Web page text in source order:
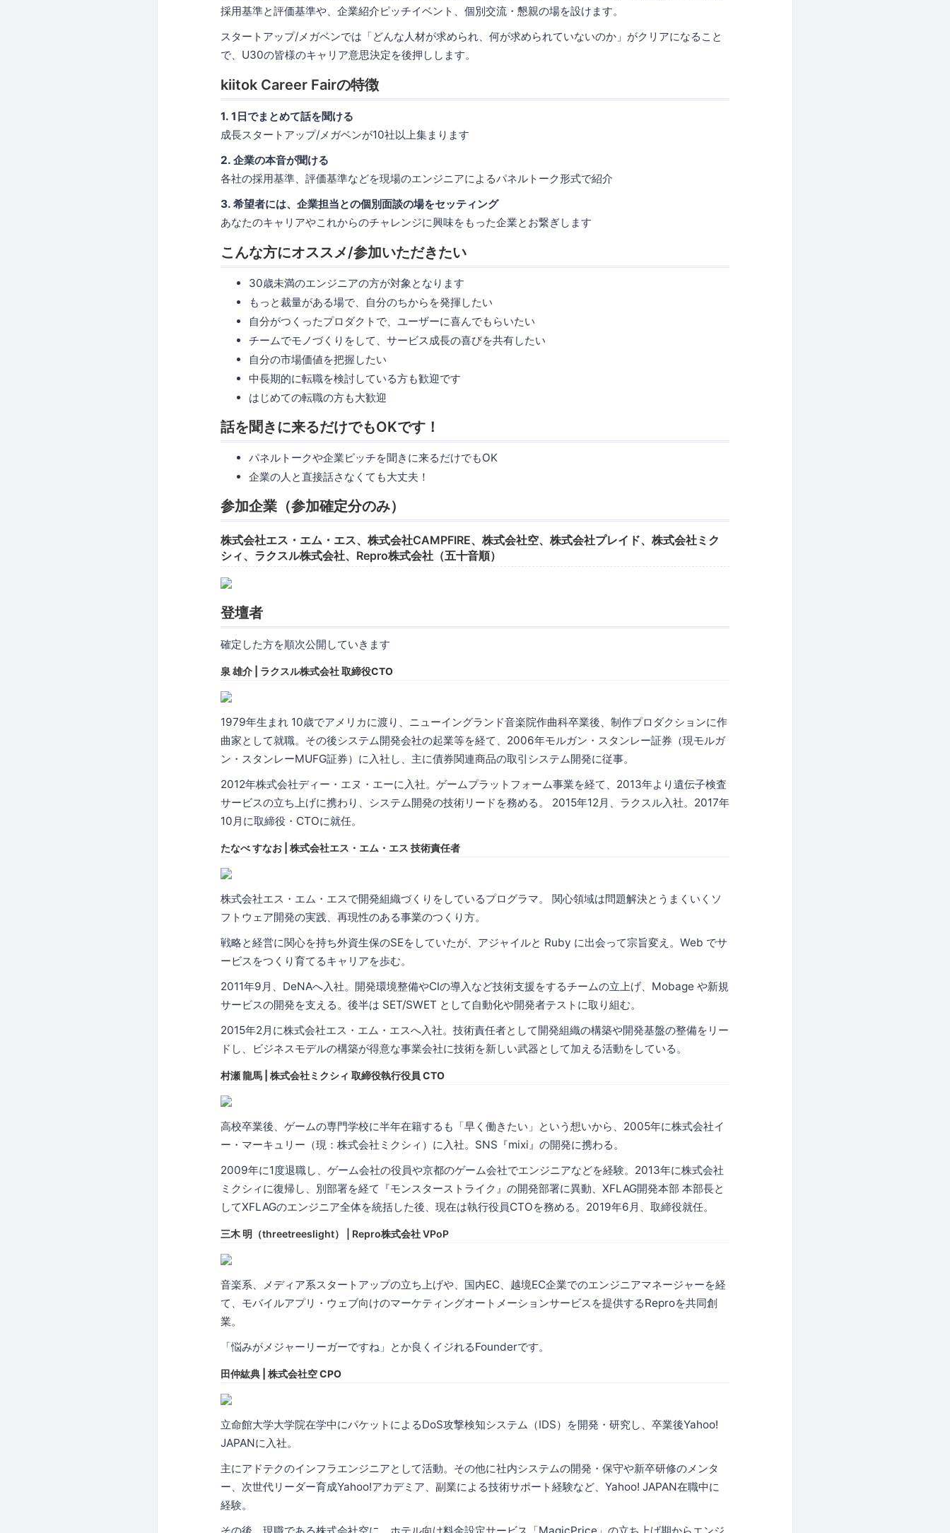
採用基準と評価基準や、企業紹介ピッチイベント、個別交流・懇親の場を設けます。
スタートアップ/メガベンでは「どんな人材が求められ、何が求められていないのか」がクリアになること
で、U30の皆様のキャリア意思決定を後押しします。
kiitok Career Fairの特徴
1. 1日でまとめて話を聞ける
成長スタートアップ/メガベンが10社以上集まります
2. 企業の本音が聞ける
各社の採用基準、評価基準などを現場のエンジニアによるパネルトーク形式で紹介
3. 希望者には、企業担当との個別面談の場をセッティング
あなたのキャリアやこれからのチャレンジに興味をもった企業とお繋ぎします
こんな方にオススメ/参加いただきたい
30歳未満のエンジニアの方が対象となります
もっと裁量がある場で、自分のちからを発揮したい
自分がつくったプロダクトで、ユーザーに喜んでもらいたい
チームでモノづくりをして、サービス成長の喜びを共有したい
自分の市場価値を把握したい
中長期的に転職を検討している方も歓迎です
はじめての転職の方も大歓迎
話を聞きに来るだけでもOKです！
パネルトークや企業ピッチを聞きに来るだけでもOK
企業の人と直接話さなくても大丈夫！
参加企業（参加確定分のみ）
株式会社エス・エム・エス、株式会社CAMPFIRE、株式会社空、株式会社プレイド、株式会社ミク
シィ、ラクスル株式会社、Repro株式会社（五十音順）
登壇者
確定した方を順次公開していきます
泉 雄介 | ラクスル株式会社 取締役CTO
1979年生まれ 10歳でアメリカに渡り、ニューイングランド音楽院作曲科卒業後、制作プロダクションに作
曲家として就職。その後システム開発会社の起業等を経て、2006年モルガン・スタンレー証券（現モルガ
ン・スタンレーMUFG証券）に入社し、主に債券関連商品の取引システム開発に従事。
2012年株式会社ディー・エヌ・エーに入社。ゲームプラットフォーム事業を経て、2013年より遺伝子検査
サービスの立ち上げに携わり、システム開発の技術リードを務める。 2015年12月、ラクスル入社。2017年
10月に取締役・CTOに就任。
たなべ すなお | 株式会社エス・エム・エス 技術責任者
株式会社エス・エム・エスで開発組織づくりをしているプログラマ。 関心領域は問題解決とうまくいくソ
フトウェア開発の実践、再現性のある事業のつくり方。
戦略と経営に関心を持ち外資生保のSEをしていたが、アジャイルと Ruby に出会って宗旨変え。Web でサ
ービスをつくり育てるキャリアを歩む。
2011年9月、DeNAへ入社。開発環境整備やCIの導入など技術支援をするチームの立上げ、Mobage や新規
サービスの開発を支える。後半は SET/SWET として自動化や開発者テストに取り組む。
2015年2月に株式会社エス・エム・エスへ入社。技術責任者として開発組織の構築や開発基盤の整備をリー
ドし、ビジネスモデルの構築が得意な事業会社に技術を新しい武器として加える活動をしている。
村瀬 龍馬 | 株式会社ミクシィ 取締役執行役員 CTO
高校卒業後、ゲームの専門学校に半年在籍するも「早く働きたい」という想いから、2005年に株式会社イ
ー・マーキュリー（現：株式会社ミクシィ）に入社。SNS『mixi』の開発に携わる。
2009年に1度退職し、ゲーム会社の役員や京都のゲーム会社でエンジニアなどを経験。2013年に株式会社
ミクシィに復帰し、別部署を経て『モンスターストライク』の開発部署に異動、XFLAG開発本部 本部長と
してXFLAGのエンジニア全体を統括した後、現在は執行役員CTOを務める。2019年6月、取締役就任。
三木 明（threetreeslight） | Repro株式会社 VPoP
音楽系、メディア系スタートアップの立ち上げや、国内EC、越境EC企業でのエンジニアマネージャーを経
て、モバイルアプリ・ウェブ向けのマーケティングオートメーションサービスを提供するReproを共同創
業。
「悩みがメジャーリーガーですね」とか良くイジれるFounderです。
田仲紘典 | 株式会社空 CPO
立命館大学大学院在学中にパケットによるDoS攻撃検知システム（IDS）を開発・研究し、卒業後Yahoo!
JAPANに入社。
主にアドテクのインフラエンジニアとして活動。その他に社内システムの開発・保守や新卒研修のメンタ
ー、次世代リーダー育成Yahoo!アカデミア、副業による技術サポート経験など、Yahoo! JAPAN在職中に
経験。
その後、現職である株式会社空に、ホテル向け料金設定サービス「MagicPrice」の立ち上げ期からエンジ